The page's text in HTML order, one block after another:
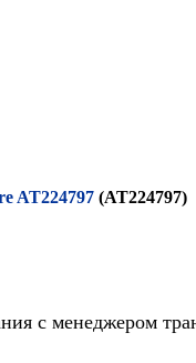
AT224797 (AT224797)
с менеджером